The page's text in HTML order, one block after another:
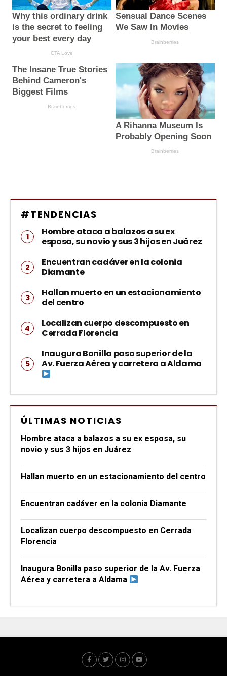
#TENDENCIAS
Hombre ataca a balazos a su ex
esposa, su novio y sus 3 hijos en Juárez
Encuentran cadáver en la colonia
Diamante
Hallan muerto en un estacionamiento
del centro
Localizan cuerpo descompuesto en
Cerrada Florencia
Inaugura Bonilla paso superior de la
Av. Fuerza Aérea y carretera a Aldama
ÚLTIMAS NOTICIAS
Hombre ataca a balazos a su ex esposa, su
novio y sus 3 hijos en Juárez
Hallan muerto en un estacionamiento del centro
Encuentran cadáver en la colonia Diamante
Localizan cuerpo descompuesto en Cerrada
Florencia
Inaugura Bonilla paso superior de la Av. Fuerza
Aérea y carretera a Aldama